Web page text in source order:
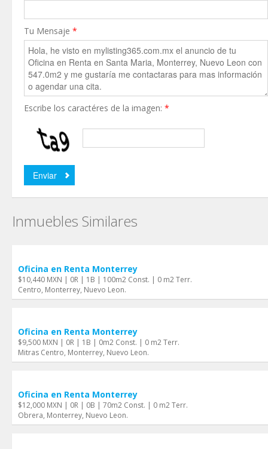
Tu Mensaje *
Escribe los caractéres de la imagen: *
Inmuebles Similares
Oficina en Renta Monterrey
$10,440 MXN | 0R | 1B | 100m2 Const. | 0 m2 Terr.
Centro, Monterrey, Nuevo Leon.
Oficina en Renta Monterrey
$9,500 MXN | 0R | 1B | 0m2 Const. | 0 m2 Terr.
Mitras Centro, Monterrey, Nuevo Leon.
Oficina en Renta Monterrey
$12,000 MXN | 0R | 0B | 70m2 Const. | 0 m2 Terr.
Obrera, Monterrey, Nuevo Leon.